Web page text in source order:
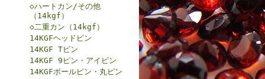
◇ハートカン/その他
（14kgf）
◇二重カン（14kgf）
14KGFヘッドピン
14KGF Tピン
14KGF 9ピン・アイピン
14KGFボールピン・丸ピン